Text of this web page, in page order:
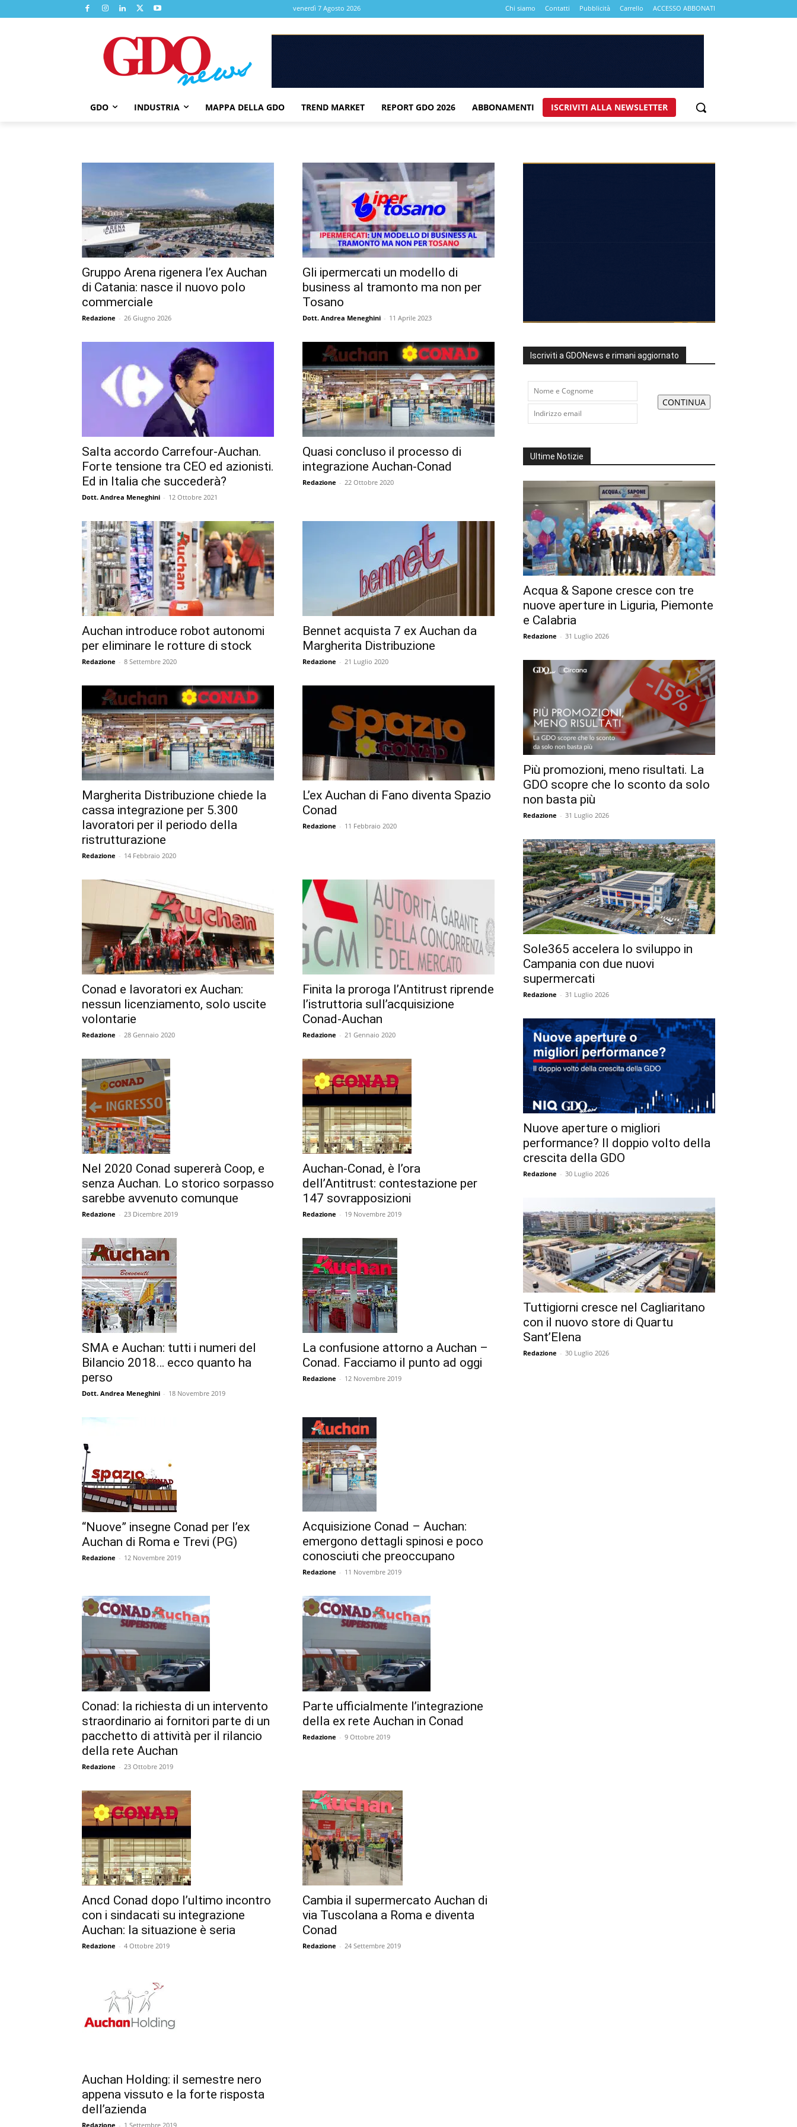
venerdì 7 Agosto 2026 Chi siamo Contatti Pubblicità Carrello ACCESSO ABBONATI
GDO INDUSTRIA MAPPA DELLA GDO TREND MARKET REPORT GDO 2026 ABBONAMENTI ISCRIVITI ALLA NEWSLETTER
Gruppo Arena rigenera l’ex Auchan
di Catania: nasce il nuovo polo
commerciale
Redazione - 26 Giugno 2026
Gli ipermercati un modello di
business al tramonto ma non per
Tosano
Dott. Andrea Meneghini - 11 Aprile 2023
Salta accordo Carrefour-Auchan.
Forte tensione tra CEO ed azionisti.
Ed in Italia che succederà?
Dott. Andrea Meneghini - 12 Ottobre 2021
Quasi concluso il processo di
integrazione Auchan-Conad
Redazione - 22 Ottobre 2020
Auchan introduce robot autonomi
per eliminare le rotture di stock
Redazione - 8 Settembre 2020
Bennet acquista 7 ex Auchan da
Margherita Distribuzione
Redazione - 21 Luglio 2020
Margherita Distribuzione chiede la
cassa integrazione per 5.300
lavoratori per il periodo della
ristrutturazione
Redazione - 14 Febbraio 2020
L’ex Auchan di Fano diventa Spazio
Conad
Redazione - 11 Febbraio 2020
Conad e lavoratori ex Auchan:
nessun licenziamento, solo uscite
volontarie
Redazione - 28 Gennaio 2020
Finita la proroga l’Antitrust riprende
l’istruttoria sull’acquisizione
Conad-Auchan
Redazione - 21 Gennaio 2020
Nel 2020 Conad supererà Coop, e
senza Auchan. Lo storico sorpasso
sarebbe avvenuto comunque
Redazione - 23 Dicembre 2019
Auchan-Conad, è l’ora
dell’Antitrust: contestazione per
147 sovrapposizioni
Redazione - 19 Novembre 2019
SMA e Auchan: tutti i numeri del
Bilancio 2018… ecco quanto ha
perso
Dott. Andrea Meneghini - 18 Novembre 2019
La confusione attorno a Auchan –
Conad. Facciamo il punto ad oggi
Redazione - 12 Novembre 2019
“Nuove” insegne Conad per l’ex
Auchan di Roma e Trevi (PG)
Redazione - 12 Novembre 2019
Acquisizione Conad – Auchan:
emergono dettagli spinosi e poco
conosciuti che preoccupano
Redazione - 11 Novembre 2019
Conad: la richiesta di un intervento
straordinario ai fornitori parte di un
pacchetto di attività per il rilancio
della rete Auchan
Redazione - 23 Ottobre 2019
Parte ufficialmente l’integrazione
della ex rete Auchan in Conad
Redazione - 9 Ottobre 2019
Ancd Conad dopo l’ultimo incontro
con i sindacati su integrazione
Auchan: la situazione è seria
Redazione - 4 Ottobre 2019
Cambia il supermercato Auchan di
via Tuscolana a Roma e diventa
Conad
Redazione - 24 Settembre 2019
Auchan Holding: il semestre nero
appena vissuto e la forte risposta
dell’azienda
Redazione - 1 Settembre 2019
Iscriviti a GDONews e rimani aggiornato
Ultime Notizie
Acqua & Sapone cresce con tre
nuove aperture in Liguria, Piemonte
e Calabria
Redazione - 31 Luglio 2026
Più promozioni, meno risultati. La
GDO scopre che lo sconto da solo
non basta più
Redazione - 31 Luglio 2026
Sole365 accelera lo sviluppo in
Campania con due nuovi
supermercati
Redazione - 31 Luglio 2026
Nuove aperture o migliori
performance? Il doppio volto della
crescita della GDO
Redazione - 30 Luglio 2026
Tuttigiorni cresce nel Cagliaritano
con il nuovo store di Quartu
Sant’Elena
Redazione - 30 Luglio 2026